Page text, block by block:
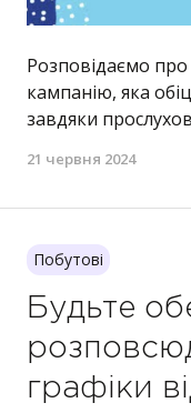
Розповідаємо
кампанію, яка
завдяки
21 червня 2024
Побутові
Будьте
графіки